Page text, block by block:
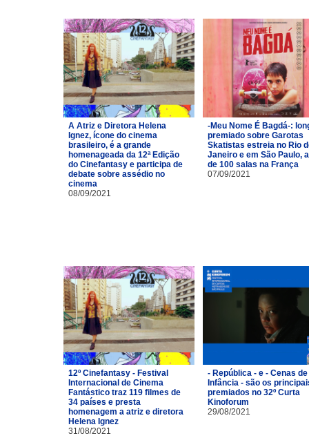
A Atriz e Diretora Helena
Ignez, ícone do cinema
brasileiro, é a grande
homenageada da 12ª Edição
do Cinefantasy e participa de
debate sobre assédio no
cinema
08/09/2021
-Meu Nome É Bagdá-:
premiado sobre Garotas
Skatistas estreia no Rio
Janeiro e em São Paulo,
de 100 salas na França
07/09/2021
12º Cinefantasy - Festival
Internacional de Cinema
Fantástico traz 119 filmes de
34 países e presta
homenagem a atriz e diretora
Helena Ignez
31/08/2021
- República - e - Cenas de
Infância - são os
premiados no 32º Curta
Kinoforum
29/08/2021